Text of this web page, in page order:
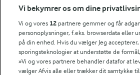
smeltet.
Hold litermålet skråt og før en
langsomt ned i blandingen.
helt jævn - hold stavblenderen
tiden, så der ikke dannes
Vi bekymrer os om dine
Vi og vores 12 partnere gemmer og får
personoplysninger, f.eks. browserdata eller
på din enhed. Hvis du vælger Jeg
sporingsteknologier at understøtte de
»Vi og vores partnere behandler datafor at
vælger Afvis alle eller trækker dit samtykke